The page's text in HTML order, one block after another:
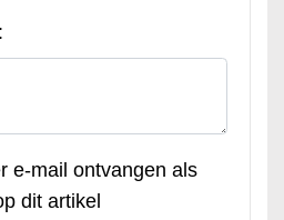
e-mail ontvangen als
dit artikel